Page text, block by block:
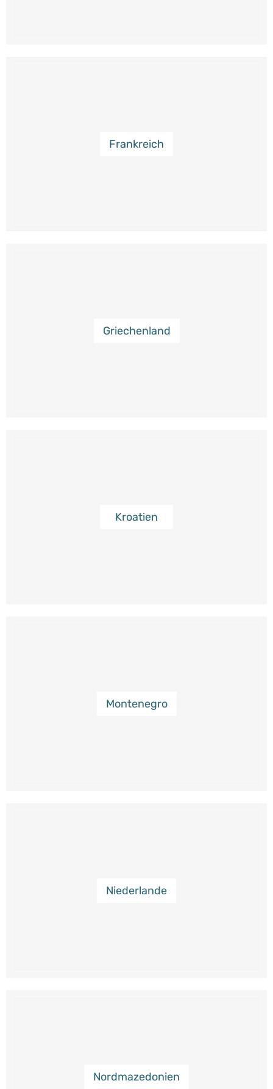
Frankreich
Griechenland
Kroatien
Montenegro
Niederlande
Nordmazedonien